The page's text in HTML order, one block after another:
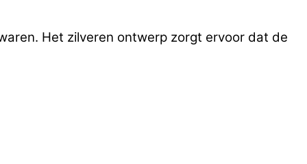
Het zilveren ontwerp zorgt ervoor dat de